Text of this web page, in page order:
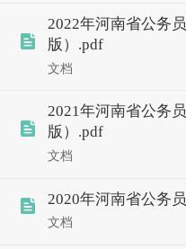
2022年河南省公务
版）.pdf
文档
2021年河南省公务
版）.pdf
文档
2020年河南省公务
文档